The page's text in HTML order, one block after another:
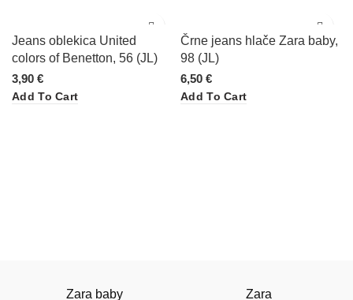
Jeans oblekica United
colors of Benetton, 56 (JL)
3,90 €
Add To Cart
Črne jeans hlače Zara baby,
98 (JL)
6,50 €
Add To Cart
Zara baby Zara